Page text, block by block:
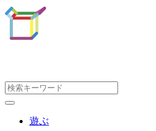
遊ぶ